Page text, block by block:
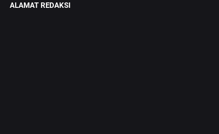
ALAMAT REDAKSI